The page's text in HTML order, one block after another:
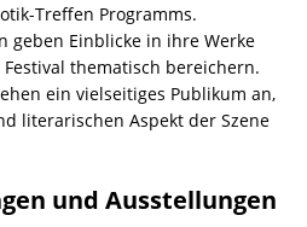
Treffen Programms.
geben Einblicke in ihre Werke
thematisch bereichern.
ein vielseitiges Publikum an,
literarischen Aspekt der Szene
und Ausstellungen